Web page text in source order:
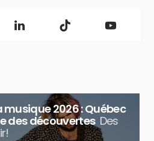
musique 2026 : Québec
des découvertes Des